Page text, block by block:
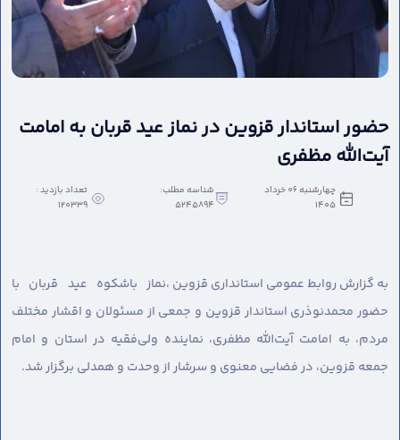
حضور استاندار قزوین در نماز عید قربان به امامت
آیت‌الله مظفری
چهارشنبه 06 خرداد
1405
شناسه مطلب:
5245894
تعداد بازدید :
120339
به گزارش روابط عمومی استانداری قزوین ،نماز باشکوه عید قربان با
حضور محمدنوذری استاندار قزوین و جمعی از مسئولان و اقشار مختلف
مردم، به امامت آیت‌الله مظفری، نماینده ولی‌فقیه در استان و امام
جمعه قزوین، در فضایی معنوی و سرشار از وحدت و همدلی برگزار شد.